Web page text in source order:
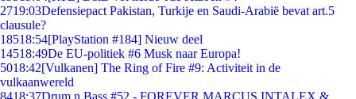
2719:03Defensiepact Pakistan, Turkije en Saudi-Arabië bevat art.5
clausule?
18518:54[PlayStation #184] Nieuw deel
14518:49De EU-politiek #6 Musk naar Europa!
5018:42[Vulkanen] The Ring of Fire #9: Activiteit in de
vulkaanwereld
8418:37Drum n Bass #52 - FOREVER MARCUS INTALEX &